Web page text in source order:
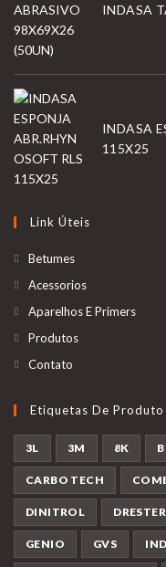
INDASA
INDASA
115X25
Link Úteis
Betumes
Acessorios
Aparelhos E Primers
Produtos
Contato
Etiquetas De Produto
3L 3M 8K
CARBO TECH
DINITROL DRESTER
GENIO GVS